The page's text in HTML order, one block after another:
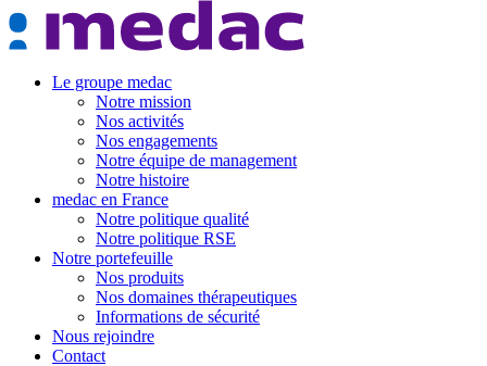
Le groupe medac
Notre mission
Nos activités
Nos engagements
Notre équipe de management
Notre histoire
medac en France
Notre politique qualité
Notre politique RSE
Notre portefeuille
Nos produits
Nos domaines thérapeutiques
Informations de sécurité
Nous rejoindre
Contact